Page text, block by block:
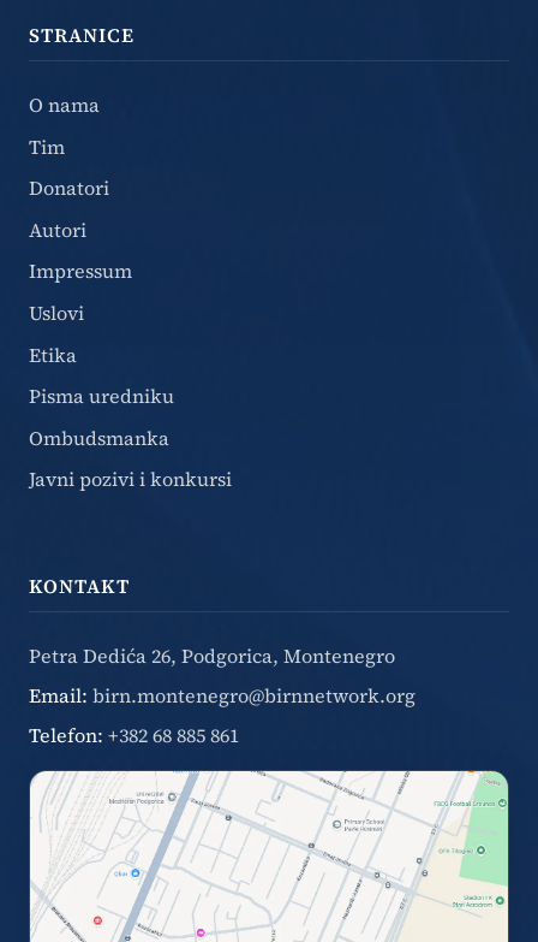
STRANICE
O nama
Tim
Donatori
Autori
Impressum
Uslovi
Etika
Pisma uredniku
Ombudsmanka
Javni pozivi i konkursi
KONTAKT
Petra Dedića 26, Podgorica, Montenegro
Email: birn.montenegro@birnnetwork.org
Telefon: +382 68 885 861